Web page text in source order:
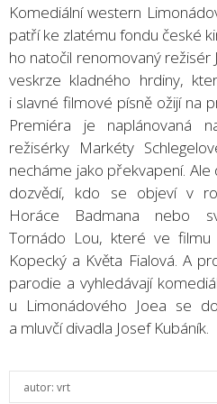
Komediální western
patří ke zlatému fondu české
ho natočil renomovaný režisér
veskrze kladného hrdiny,
i slavné filmové písně ožijí na
Premiéra je naplánovaná
režisérky Markéty
necháme jako překvapení.
dozvědí, kdo se objeví v
Horáce Badmana nebo
Tornádo Lou, které ve filmu
Kopecký a Květa Fialová. A
parodie a vyhledávají
u Limonádového Joea se
a mluvčí divadla Josef Kubáník.
autor: vrt